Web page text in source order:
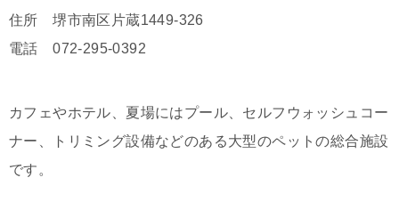
住所 堺市南区片蔵1449-326
電話 072-295-0392
カフェやホテル、夏場にはプール、セルフウォッシュコー
ナー、トリミング設備などのある大型のペットの総合施設
です。